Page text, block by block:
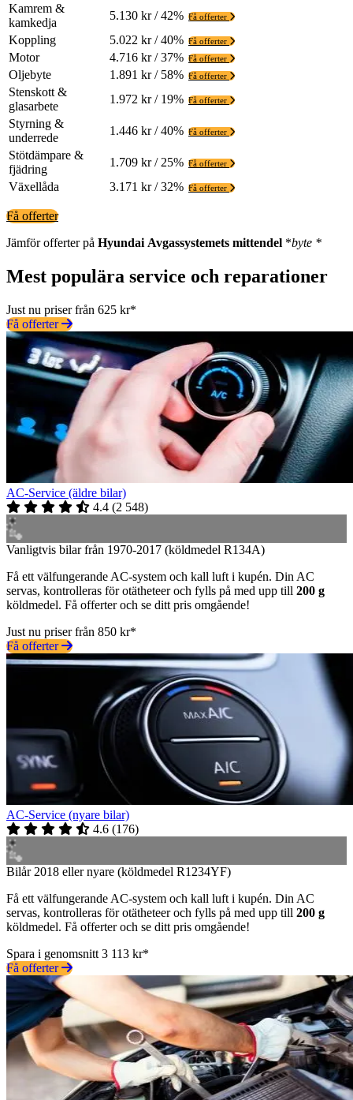
Kamrem &
kamkedja
5.130 kr / 42% Få offerter
Koppling 5.022 kr / 40% Få offerter
Motor 4.716 kr / 37% Få offerter
Oljebyte 1.891 kr / 58% Få offerter
Stenskott &
glasarbete
1.972 kr / 19% Få offerter
Styrning &
underrede
1.446 kr / 40% Få offerter
Stötdämpare &
fjädring
1.709 kr / 25% Få offerter
Växellåda 3.171 kr / 32% Få offerter
Få offerter
Jämför offerter på Hyundai Avgassystemets mittendel *byte *
Mest populära service och reparationer
Just nu priser från 625 kr*
Få offerter
AC-Service (äldre bilar)
4.4 (2 548)
Vanligtvis bilar från 1970-2017 (köldmedel R134A)
Få ett välfungerande AC-system och kall luft i kupén. Din AC
servas, kontrolleras för otätheteer och fylls på med upp till 200 g
köldmedel. Få offerter och se ditt pris omgående!
Just nu priser från 850 kr*
Få offerter
AC-Service (nyare bilar)
4.6 (176)
Bilår 2018 eller nyare (köldmedel R1234YF)
Få ett välfungerande AC-system och kall luft i kupén. Din AC
servas, kontrolleras för otätheteer och fylls på med upp till 200 g
köldmedel. Få offerter och se ditt pris omgående!
Spara i genomsnitt 3 113 kr*
Få offerter